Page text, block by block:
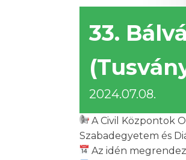
33.
2024.07.08.
A Civil Központok
Szabadegyetem és
Az idén